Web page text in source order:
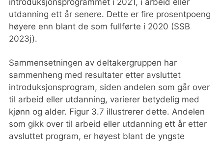
plikt, til å delta i introduksjonsprogrammet.
Gjennom introduksjonsprogrammet skal
deltakerne få lære norsk og få
En skal også få opplæring og kunnskap om
norsk arbeidsliv, og utdanning dersom en
trenger det. Det er et mål om at deltakeren
skal komme i jobb eller utdanning når hen er
ferdig (IMDi, 2021).
utdanning ett år senere. Dette er fire prosentpoeng
høyere enn blant de som fullførte i 2020 (SSB
2023j).
Sammensetningen av deltakergruppen har
sammenheng med resultater etter avsluttet
introduksjonsprogram, siden andelen som går over
til arbeid eller utdanning, varierer betydelig med
kjønn og alder. Figur 3.7 illustrerer dette. Andelen
som gikk over til arbeid eller utdanning ett år etter
avsluttet program, er høyest blant de yngste